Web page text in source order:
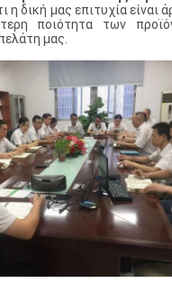
η δική μας επιτυχία είναι
ποιότητα των
μας.